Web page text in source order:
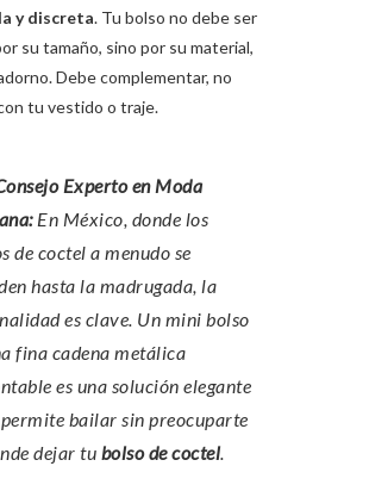
y discreta. Tu bolso no debe ser
su tamaño, sino por su material,
Debe complementar, no
tu vestido o traje.
Moda
En México, donde los
de coctel a menudo se
hasta la madrugada, la
es clave. Un mini bolso
fina cadena metálica
es una solución elegante
bailar sin preocuparte
dejar tu bolso de coctel.